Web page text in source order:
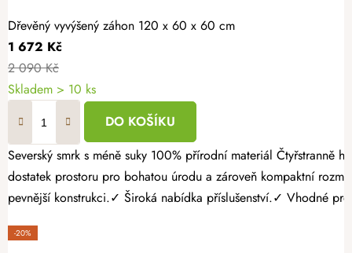
Dřevěný vyvýšený záhon 120 x 60 x 60 cm
1 672 Kč
2 090 Kč
Skladem > 10 ks
DO KOŠÍKU
Severský smrk s méně suky 100% přírodní materiál Čtyřstranně hoblovaný masiv Pěstujte vlastní zeleninu, bylinky nebo jahody jednoduše a s radostí. Dřevěný vyvýšený záhon 120 × 60 × 60 cm nabízí
dostatek prostoru pro bohatou úrodu a zároveň kompaktní
pevnější konstrukci.✓ Široká nabídka příslušenství.✓ Vhodné
-20%